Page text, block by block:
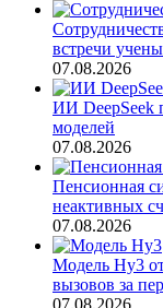
встречи
07.08.2026
ИИ DeepSeek
моделей
07.08.2026
Пенсионная
неактивных
07.08.2026
Модель Hy3
вызовов за
07.08.2026